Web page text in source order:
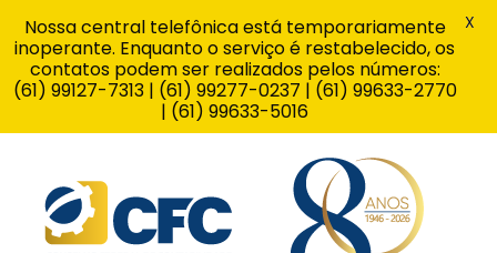
Nossa central telefônica está temporariamente
inoperante. Enquanto o serviço é restabelecido, os
contatos podem ser realizados pelos números:
(61) 99127-7313 | (61) 99277-0237 | (61) 99633-2770
| (61) 99633-5016
X